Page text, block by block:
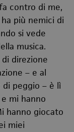
contro di me,
più nemici di
si vede
musica.
direzione
– e al
di peggio – è lì
mi hanno
hanno giocato
miei